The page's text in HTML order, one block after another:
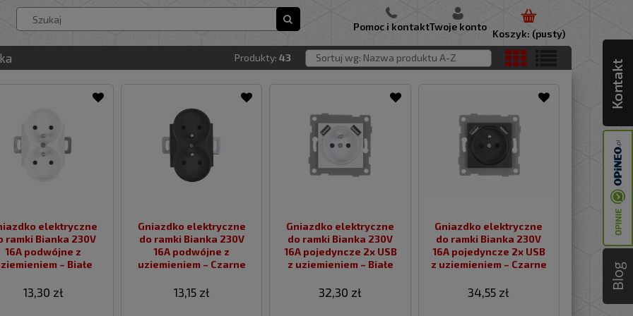
Pomoc i kontaktTwoje konto
Koszyk: (pusty)
/Bianka
Blog
Sortuj wg: Nazwa produktu A-Z
Produkty: 43
elektryczne
ramki Bianka 230V
16A podwójne z
– Białe
13,30 zł
Gniazdko elektryczne
do ramki Bianka 230V
16A podwójne z
uziemieniem – Czarne
13,15 zł
Gniazdko elektryczne
do ramki Bianka 230V
16A pojedyncze 2x USB
z uziemieniem – Białe
32,30 zł
Gniazdko elektryczne
do ramki Bianka 230V
16A pojedyncze 2x USB
z uziemieniem – Czarne
34,55 zł